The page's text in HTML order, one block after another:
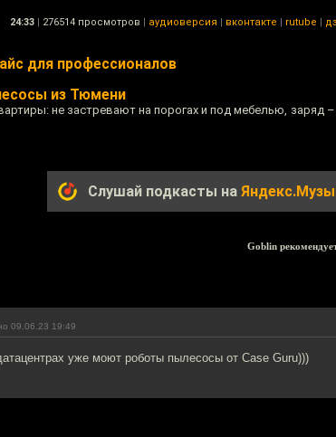
24:33 | 276514 просмотров | аудиоверсия | вконтакте | rutube |
для профессионалов
из Тюмени
не застревают на порогах и под мебелью, заряд –
Слушай подкасты на
Goblin
09.06.23 19:49
уже моют роботы пылесосы от Case Guru)))